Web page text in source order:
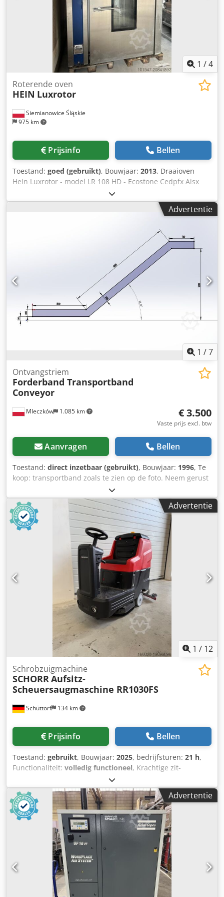
volledigheid en actualiteit van de verstrekte informatie.
1 /4
Siemianowice Śląskie
975 km
Roterende oven
HEIN Luxrotor
Prijsinfo Bellen
Toestand: goed (gebruikt), Bouwjaar: 2013, Draaioven
Hein Luxrotor - model LR 108 HD - Ecostone Cedpfx Aisx
Rbqfo Ierf - bouwjaar 2013 - voor platen 60x100 of 80x100 -
olie- of gasbrander - computergestuurde bediening - oven
uit productie - afhalen uit magazijn / verzendoptie - prijs
Advertentie
1 /7
Mleczków 1.085 km
Ontvangstriem
Forderband Transportband
Conveyor
€ 3.500
Vaste prijs excl. btw
Aanvragen Bellen
Toestand: direct inzetbaar (gebruikt), Bouwjaar: 1996, Te
koop: transportband zoals te zien op de foto. Neem gerust
contact op. Cedpfx Aovb Ilfji Ierf
Advertentie
1 / 12
Schüttorf 134 km
Schrobzuigmachine
SCHORR Aufsitz-
Scheuersaugmaschine RR1030FS
Prijsinfo Bellen
Toestand: gebruikt, Bouwjaar: 2025, bedrijfsturen: 21 h,
Functionaliteit: volledig functioneel, Krachtige zit-
schrobzuigmachines in topconditie te koop! Het apparaat
verkeert in zeer goede staat en is direct klaar voor gebruik.
Staat: Gebruikt, zeer goed Openingstijden: 21u Bouwjaar:
2025 SCHORR SCHROBBER DROGER 24V VLOERWISSER
SCHROBBER 100AH SCRUBBER Efficiënte vloerreiniging
gecombineerd met uiterst eenvoudige bediening. Breng
glans terug in uw hal! De volledig elektrische
zitschrobzuigmachine van SCHORR maakt het reinigen van
grote hallen een stuk eenvoudiger, vooral door de
uitstekende wendbaarheid van de machine. De stuurhoek
bedraagt 90°, waardoor bijvoorbeeld kolommen of smalle
doorgangen geen probleem vormen. Er is geen speciale
Advertentie